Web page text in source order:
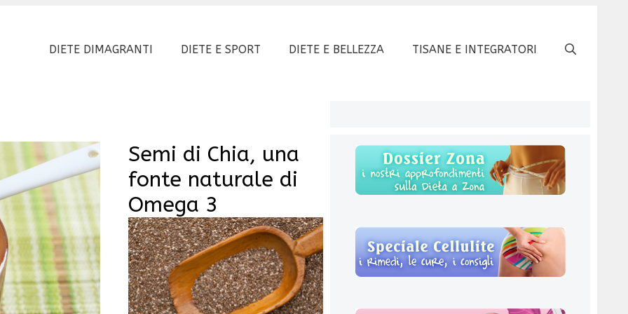
DIETE DIMAGRANTI DIETE E SPORT DIETE E BELLEZZA TISANE E INTEGRATORI
Semi di Chia, una
fonte naturale di
Omega 3